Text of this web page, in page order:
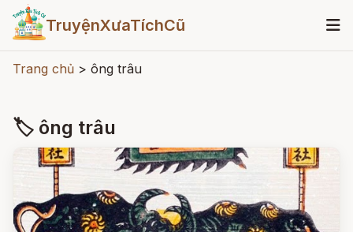
TruyệnXưaTíchCũ
Trang chủ > ông trâu
🏷 ông trâu